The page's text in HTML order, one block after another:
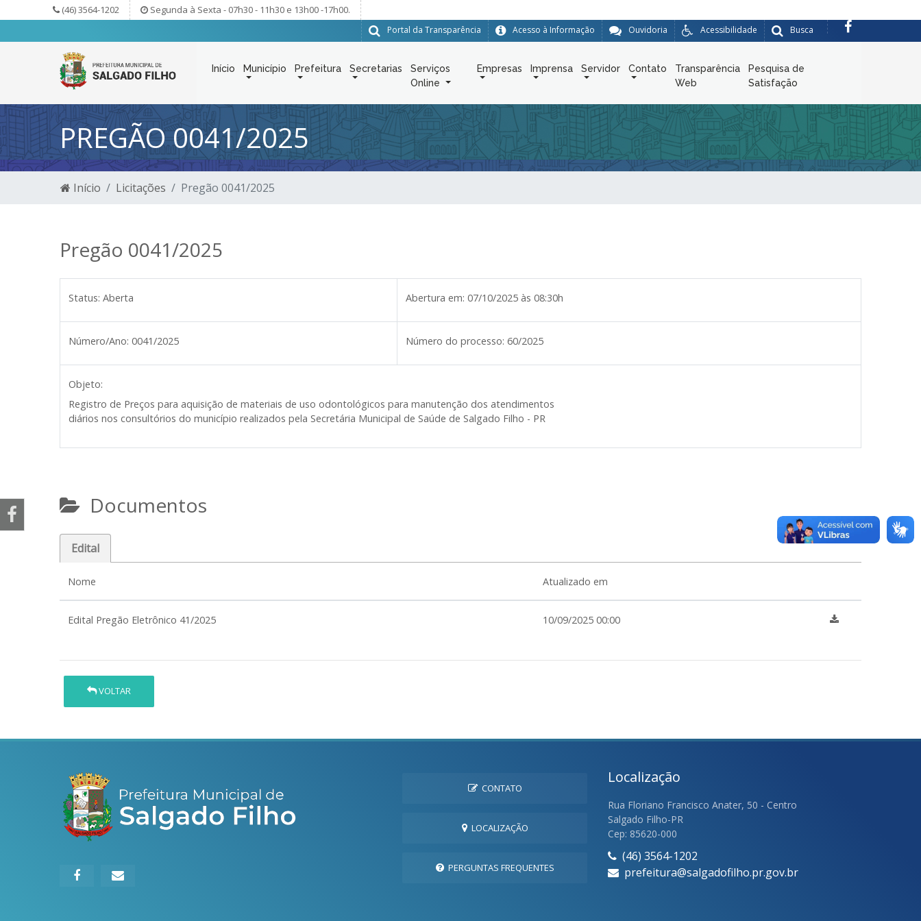
(46) 3564-1202 Segunda à Sexta - 07h30 - 11h30 e 13h00 -17h00.
Busca
Acessibilidade
Ouvidoria
Acesso à Informação
Portal da Transparência
Início Município Prefeitura Secretarias
Serviços
Online
Empresas Imprensa Servidor Contato
Transparência
Web
Pesquisa de
Satisfação
PREGÃO 0041/2025
Início Licitações Pregão 0041/2025
Pregão 0041/2025
Status: Aberta Abertura em: 07/10/2025 às 08:30h
Número/Ano: 0041/2025 Número do processo: 60/2025
Objeto:
Registro de Preços para aquisição de materiais de uso odontológicos para manutenção dos atendimentos
diários nos consultórios do município realizados pela Secretária Municipal de Saúde de Salgado Filho - PR
Documentos
Edital
Nome Atualizado em
Edital Pregão Eletrônico 41/2025 10/09/2025 00:00
VOLTAR
CONTATO
LOCALIZAÇÃO
PERGUNTAS FREQUENTES
Localização
Rua Floriano Francisco Anater, 50 - Centro
Salgado Filho-PR
Cep: 85620-000
(46) 3564-1202
prefeitura@salgadofilho.pr.gov.br